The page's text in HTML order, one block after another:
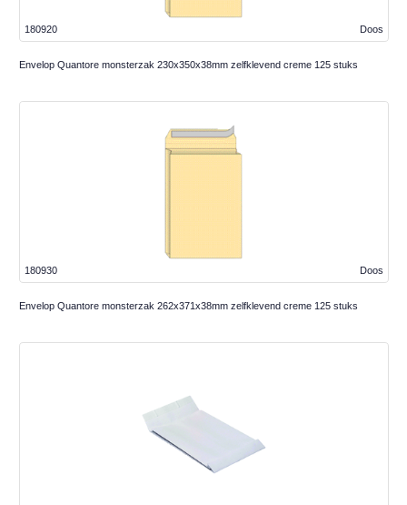
Doos
180920
Envelop Quantore monsterzak 230x350x38mm zelfklevend creme 125 stuks
Doos
180930
Envelop Quantore monsterzak 262x371x38mm zelfklevend creme 125 stuks